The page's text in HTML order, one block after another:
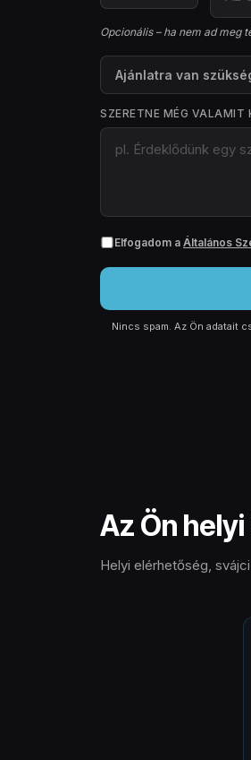
Opcionális – ha nem ad meg
Ajánlatra van
SZERETNE MÉG VALAMIT
Elfogadom a Általános
Nincs spam. Az Ön adatait
Az Ön
Helyi elérhetőség,